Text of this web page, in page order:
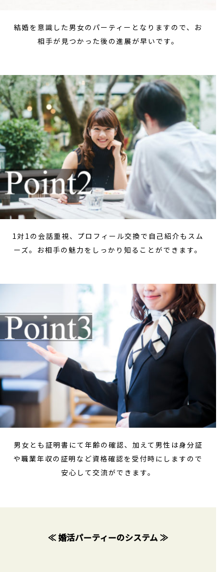
結婚を意識した男女のパーティーとなりますので、お
相手が見つかった後の進展が早いです。
1対1の会話重視、プロフィール交換で自己紹介もスム
ーズ。お相手の魅力をしっかり知ることができます。
男女とも証明書にて年齢の確認、加えて男性は身分証
や職業年収の証明など資格確認を受付時にしますので
安心して交流ができます。
≪ 婚活パーティーのシステム ≫